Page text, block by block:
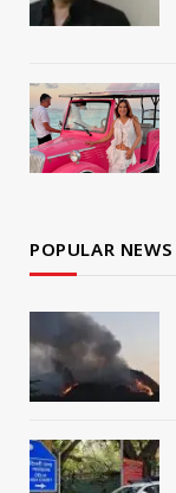
POPULAR NEWS